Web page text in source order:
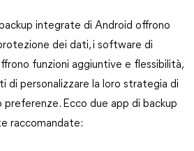
integrate di Android offrono
dei dati, i software di
funzioni aggiuntive e flessibilità,
di personalizzare la loro strategia di
preferenze. Ecco due app di backup
raccomandate: